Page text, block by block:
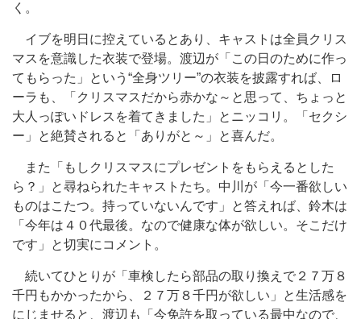
く。
イブを明日に控えているとあり、キャストは全員クリス
マスを意識した衣装で登場。渡辺が「この日のために作っ
てもらった」という“全身ツリー”の衣装を披露すれば、ロ
ーラも、「クリスマスだから赤かな～と思って、ちょっと
大人っぽいドレスを着てきました」とニッコリ。「セクシ
ー」と絶賛されると「ありがと～」と喜んだ。
また「もしクリスマスにプレゼントをもらえるとした
ら？」と尋ねられたキャストたち。中川が「今一番欲しい
ものはこたつ。持っていないんです」と答えれば、鈴木は
「今年は４０代最後。なので健康な体が欲しい。そこだけ
です」と切実にコメント。
続いてひとりが「車検したら部品の取り換えで２７万８
千円もかかったから、２７万８千円が欲しい」と生活感を
にじませると、渡辺も「今免許を取っている最中なので、